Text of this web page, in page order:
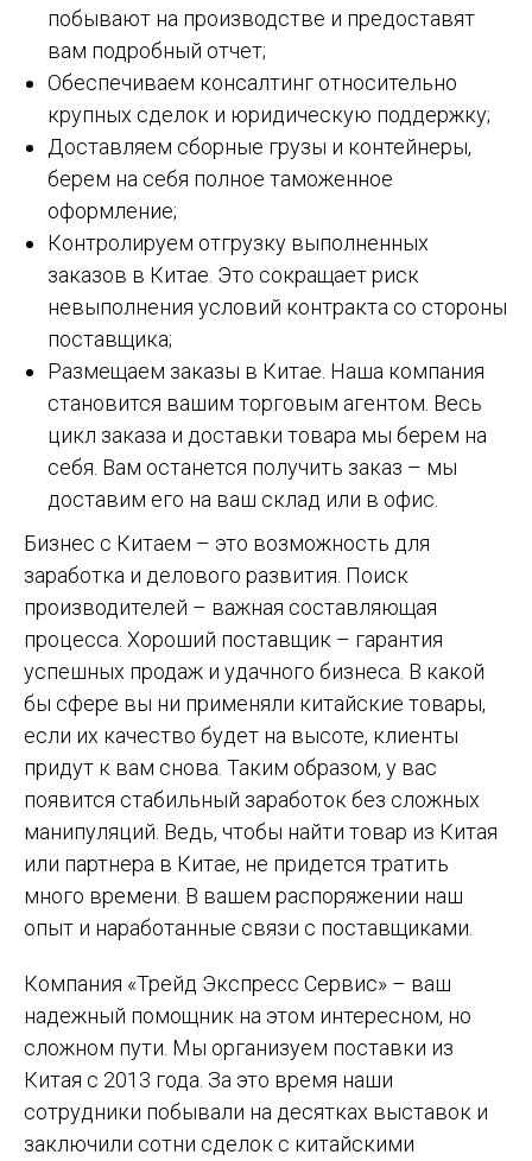
побывают на производстве и предоставят
вам подробный отчет;
Обеспечиваем консалтинг относительно
крупных сделок и юридическую поддержку;
Доставляем сборные грузы и контейнеры,
берем на себя полное таможенное
оформление;
Контролируем отгрузку выполненных
заказов в Китае. Это сокращает риск
невыполнения условий контракта со стороны
поставщика;
Размещаем заказы в Китае. Наша компания
становится вашим торговым агентом. Весь
цикл заказа и доставки товара мы берем на
себя. Вам останется получить заказ – мы
доставим его на ваш склад или в офис.
Бизнес с Китаем – это возможность для
заработка и делового развития. Поиск
производителей – важная составляющая
процесса. Хороший поставщик – гарантия
успешных продаж и удачного бизнеса. В какой
бы сфере вы ни применяли китайские товары,
если их качество будет на высоте, клиенты
придут к вам снова. Таким образом, у вас
появится стабильный заработок без сложных
манипуляций. Ведь, чтобы найти товар из Китая
или партнера в Китае, не придется тратить
много времени. В вашем распоряжении наш
опыт и наработанные связи с поставщиками.
Компания «Трейд Экспресс Сервис» – ваш
надежный помощник на этом интересном, но
сложном пути. Мы организуем поставки из
Китая с 2013 года. За это время наши
сотрудники побывали на десятках выставок и
заключили сотни сделок с китайскими